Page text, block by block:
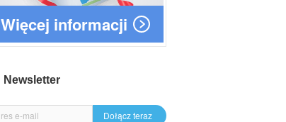
Więcej informacji
Newsletter
Dołącz teraz